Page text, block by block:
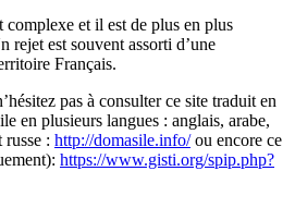
complexe et il est de plus en plus
rejet est souvent assorti d’une
Français.
pas à consulter ce site traduit en
en plusieurs langues : anglais, arabe,
: http://domasile.info/ou encore ce
https://www.gisti.org/spip.php?